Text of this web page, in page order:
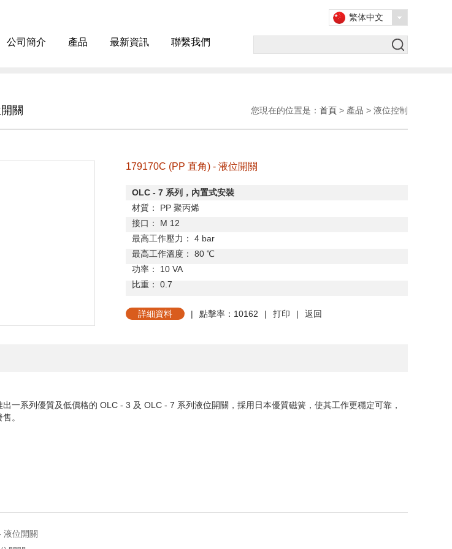
公司簡介 產品 最新資訊 聯繫我們
繁体中文
關 您現在的位置是： 首頁 > 產品 > 液位控制
179170C (PP 直角) - 液位開關
OLC - 7 系列，內置式安裝
材質：
PP 聚丙烯
接口：
M 12
最高工作壓力：
4 bar
最高工作溫度：
80 ℃
功率：
10 VA
比重：
0.7
詳細資料 | 點擊率：10162 | 打印 | 返回
一系列優質及低價格的 OLC - 3 及 OLC - 7 系列液位開關，採用日本優質磁簧，使其工作更穩定可靠，
。
液位開關